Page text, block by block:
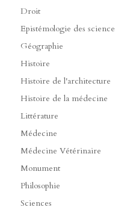
Droit
Epistémologie des
Géographie
Histoire
Histoire de l'architecture
Histoire de la médecine
Littérature
Médecine
Médecine Vétérinaire
Monument
Philosophie
Sciences